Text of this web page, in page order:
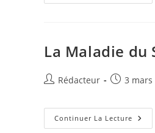
La Maladie
Auteur/autrice
la
publication :
Rédacteur
Publication
3 mars
Continuer La Lecture La